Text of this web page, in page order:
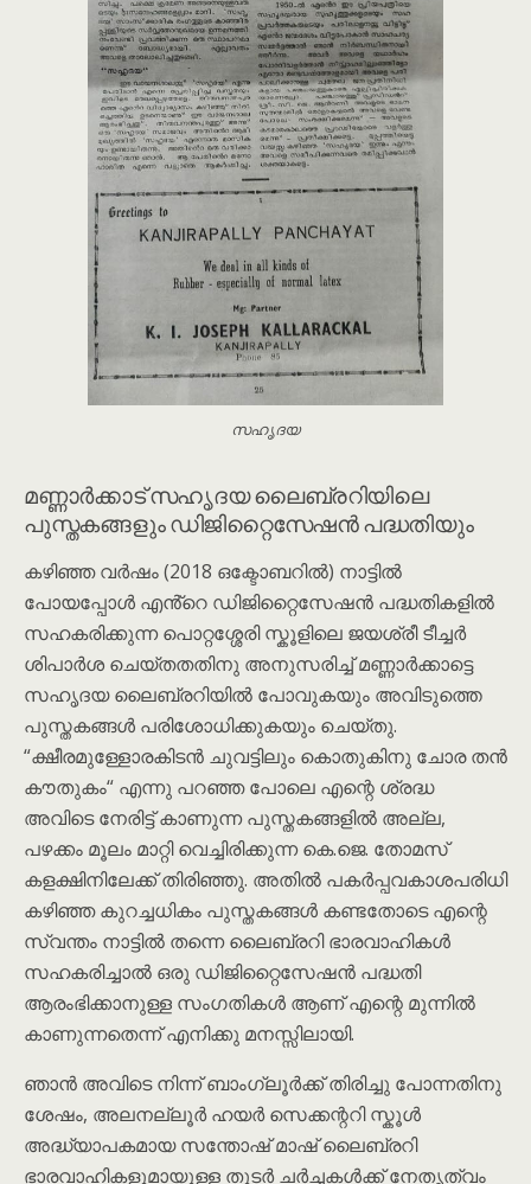
സഹൃദയ
മണ്ണാർക്കാട് സഹൃദയ ലൈബ്രറിയിലെ
പുസ്തകങ്ങളും ഡിജിറ്റൈസേഷൻ പദ്ധതിയും
കഴിഞ്ഞ വർഷം (2018 ഒക്ടോബറിൽ) നാട്ടിൽ
പോയപ്പോൾ എൻ്റെ ഡിജിറ്റൈസേഷൻ പദ്ധതികളിൽ
സഹകരിക്കുന്ന പൊറ്റശ്ശേരി സ്കൂളിലെ ജയശ്രീ ടീച്ചർ
ശിപാർശ ചെയ്തതതിനു അനുസരിച്ച് മണ്ണാർക്കാട്ടെ
സഹൃദയ ലൈബ്രറിയിൽ പോവുകയും അവിടുത്തെ
പുസ്തകങ്ങൾ പരിശോധിക്കുകയും ചെയ്തു.
“ക്ഷീരമുള്ളോരകിടൻ ചുവട്ടിലും കൊതുകിനു ചോര തൻ
കൗതുകം“ എന്നു പറഞ്ഞ പോലെ എന്റെ ശ്രദ്ധ
അവിടെ നേരിട്ട് കാണുന്ന പുസ്തകങ്ങളിൽ അല്ല,
പഴക്കം മൂലം മാറ്റി വെച്ചിരിക്കുന്ന കെ.ജെ. തോമസ്
കളക്ഷിനിലേക്ക് തിരിഞ്ഞു. അതിൽ പകർപ്പവകാശപരിധി
കഴിഞ്ഞ കുറച്ചധികം പുസ്തകങ്ങൾ കണ്ടതോടെ എന്റെ
സ്വന്തം നാട്ടിൽ തന്നെ ലൈബ്രറി ഭാരവാഹികൾ
സഹകരിച്ചാൽ ഒരു ഡിജിറ്റൈസേഷൻ പദ്ധതി
ആരംഭിക്കാനുള്ള സംഗതികൾ ആണ് എന്റെ മുന്നിൽ
കാണുന്നതെന്ന് എനിക്കു മനസ്സിലായി.
ഞാൻ അവിടെ നിന്ന് ബാംഗ്ലൂർക്ക് തിരിച്ചു പോന്നതിനു
ശേഷം, അലനല്ലൂർ ഹയർ സെക്കന്ററി സ്കൂൾ
അദ്ധ്യാപകമായ സന്തോഷ് മാഷ് ലൈബ്രറി
ഭാരവാഹികളുമായുള്ള തുടർ ചർച്ചകൾക്ക് നേതൃത്വം